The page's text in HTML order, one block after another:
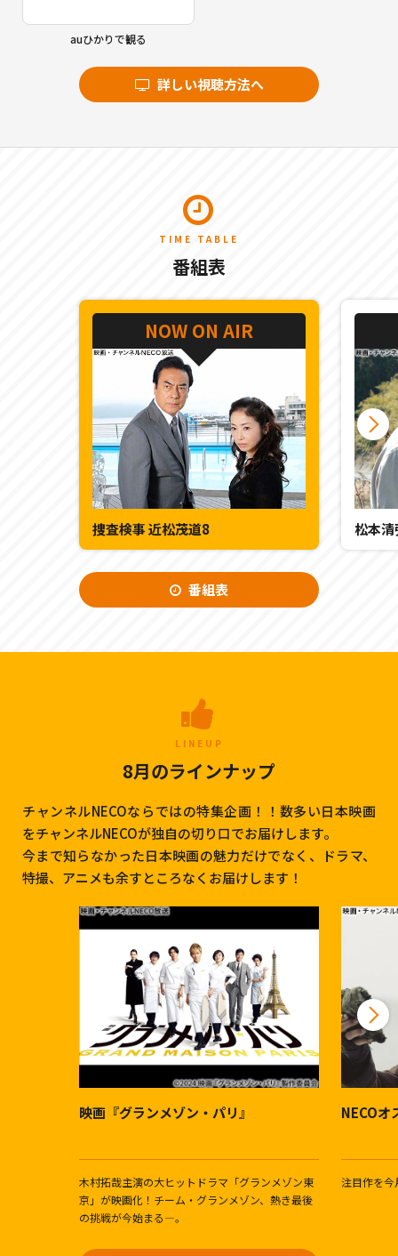
auひかりで観る
詳しい視聴方法へ
TIME TABLE
番組表
NOW ON AIR
捜査検事 近松茂道8 松本
番組表
LINEUP
8月のラインナップ
チャンネルNECOならではの特集企画！！数多い日本映画
をチャンネルNECOが独自の切り口でお届けします。
今まで知らなかった日本映画の魅力だけでなく、ドラマ、
特撮、アニメも余すところなくお届けします！
映画『グランメゾン・パリ』
木村拓哉主演の大ヒットドラマ「グランメゾン東
京」が映画化！チーム・グランメゾン、熱き最後
の挑戦が今始まる―。
NECOオ
注目作を今